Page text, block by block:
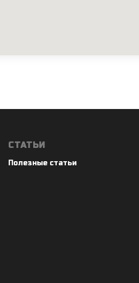
СТАТЬИ
Полезные статьи